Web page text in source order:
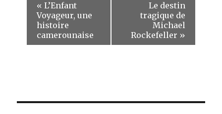
« L’Enfant
Voyageur, une
histoire
camerounaise
Le destin
tragique de
Michael
Rockefeller »